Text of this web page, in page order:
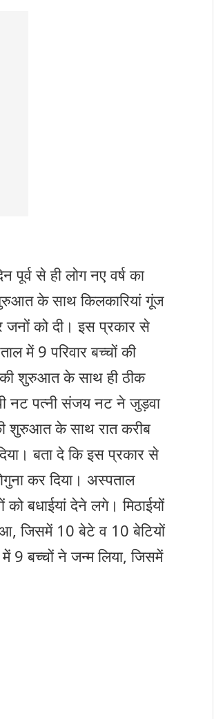
पूर्व से ही लोग नए वर्ष का
के साथ किलकारियां गूंज
जनों को दी। इस प्रकार से
में 9 परिवार बच्चों की
की शुरुआत के साथ ही ठीक
नट पत्नी संजय नट ने जुड़वा
शुरुआत के साथ रात करीब
बता दे कि इस प्रकार से
कर दिया। अस्पताल
बधाईयां देने लगे। मिठाईयों
जिसमें 10 बेटे व 10 बेटियों
9 बच्चों ने जन्म लिया, जिसमें